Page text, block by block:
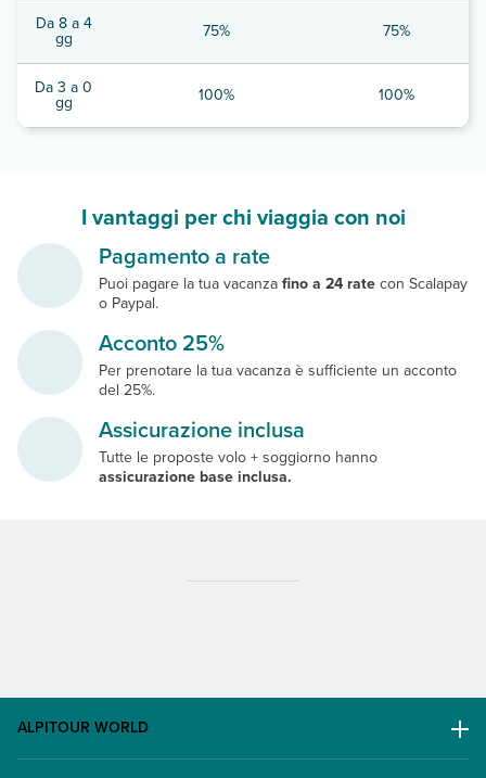
Da 8 a 4
gg 75% 75%
Da 3 a 0
gg 100% 100%
I vantaggi per chi viaggia con noi
Pagamento a rate
Puoi pagare la tua vacanzafino a 24 ratecon Scalapay
o Paypal.
Acconto 25%
Per prenotare la tua vacanza è sufficiente un acconto
del 25%.
Assicurazione inclusa
Tutte le proposte volo + soggiorno hanno
assicurazione base inclusa.
ALPITOUR WORLD
AWARD